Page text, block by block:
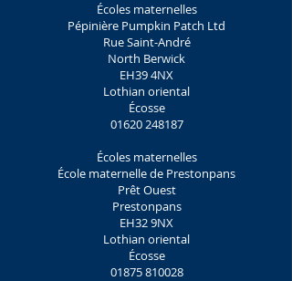
Écoles maternelles
Pépinière Pumpkin Patch Ltd
Rue Saint-André
North Berwick
EH39 4NX
Lothian oriental
Écosse
01620 248187
Écoles maternelles
École maternelle de Prestonpans
Prêt Ouest
Prestonpans
EH32 9NX
Lothian oriental
Écosse
01875 810028